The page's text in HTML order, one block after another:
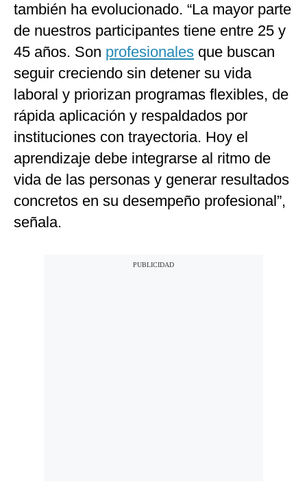
también ha evolucionado. “La mayor parte
de nuestros participantes tiene entre 25 y
45 años. Son profesionales que buscan
seguir creciendo sin detener su vida
laboral y priorizan programas flexibles, de
rápida aplicación y respaldados por
instituciones con trayectoria. Hoy el
aprendizaje debe integrarse al ritmo de
vida de las personas y generar resultados
concretos en su desempeño profesional”,
señala.